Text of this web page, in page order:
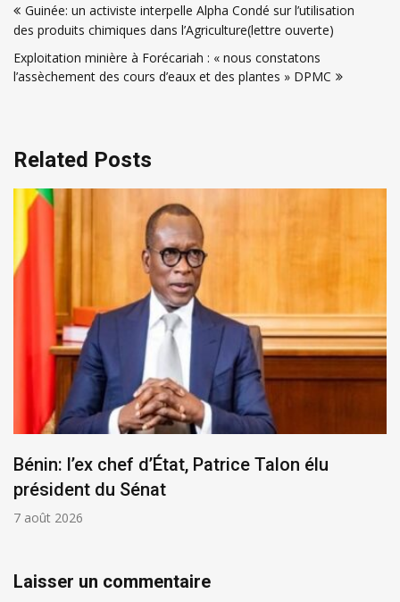
de
l’article
Guinée: un activiste interpelle Alpha Condé sur l’utilisation
des produits chimiques dans l’Agriculture(lettre ouverte)
Exploitation minière à Forécariah : « nous constatons
l’assèchement des cours d’eaux et des plantes » DPMC
Related Posts
Bénin: l’ex chef d’État, Patrice Talon élu
président du Sénat
7 août 2026
Laisser un commentaire